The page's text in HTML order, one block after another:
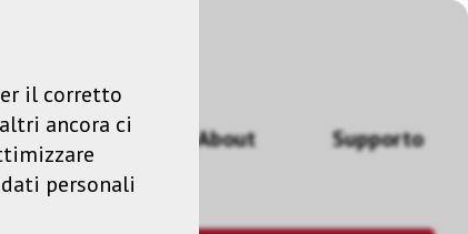
News About Supporto
il corretto
ancora ci
personali